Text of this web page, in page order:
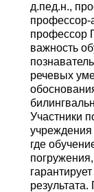
д.пед.н.,
профессор
важность
речевых
Участники
где